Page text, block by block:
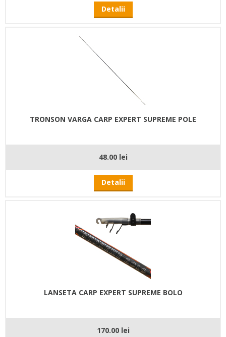
Detalii
TRONSON VARGA CARP EXPERT SUPREME POLE
48.00 lei
Detalii
LANSETA CARP EXPERT SUPREME BOLO
170.00 lei